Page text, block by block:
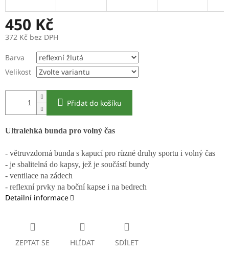
450 Kč
372 Kč bez DPH
cena:
Barva
Velikost
Přidat do košíku
Ultralehká bunda pro volný čas
- větruvzdorná bunda s kapucí pro různé druhy sportu i volný čas
- je sbalitelná do kapsy, jež je součástí bundy
- ventilace na zádech
- reflexní prvky na boční kapse i na bedrech
Detailní informace
ZEPTAT SE HLÍDAT SDÍLET